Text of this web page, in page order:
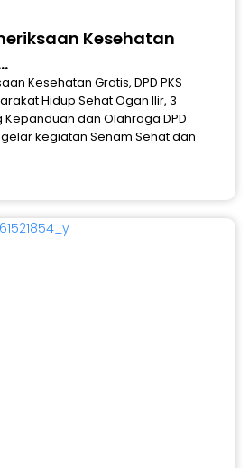
Kesehatan
Kesehatan Gratis, DPD PKS
Hidup Sehat Ogan Ilir, 3
Kepanduan dan Olahraga DPD
kegiatan Senam Sehat dan